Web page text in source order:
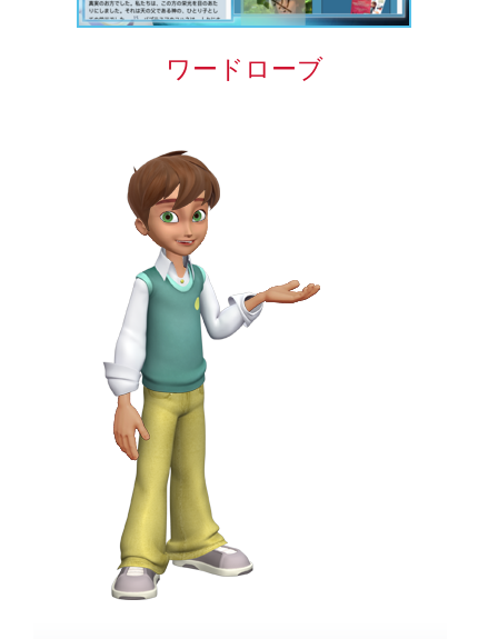
ワードローブ